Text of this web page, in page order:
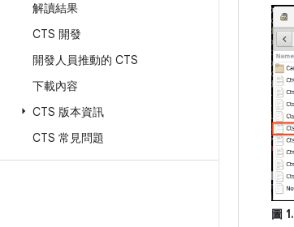
解讀結果
CTS 開發
開發人員推動的 CTS
下載內容
CTS 版本資訊
CTS 常見問題
圖 1.